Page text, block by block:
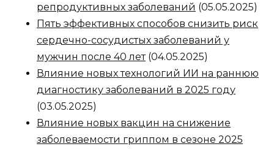
репродуктивных заболеваний (05.05.2025)
Пять эффективных способов снизить риск
сердечно-сосудистых заболеваний у
мужчин после 40 лет (04.05.2025)
Влияние новых технологий ИИ на раннюю
диагностику заболеваний в 2025 году
(03.05.2025)
Влияние новых вакцин на снижение
заболеваемости гриппом в сезоне 2025